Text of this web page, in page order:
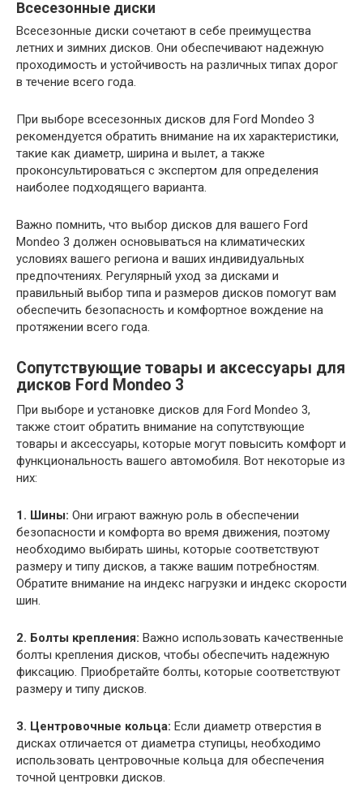
Всесезонные диски
Всесезонные диски сочетают в себе преимущества
летних и зимних дисков. Они обеспечивают надежную
проходимость и устойчивость на различных типах дорог
в течение всего года.
При выборе всесезонных дисков для Ford Mondeo 3
рекомендуется обратить внимание на их характеристики,
такие как диаметр, ширина и вылет, а также
проконсультироваться с экспертом для определения
наиболее подходящего варианта.
Важно помнить, что выбор дисков для вашего Ford
Mondeo 3 должен основываться на климатических
условиях вашего региона и ваших индивидуальных
предпочтениях. Регулярный уход за дисками и
правильный выбор типа и размеров дисков помогут вам
обеспечить безопасность и комфортное вождение на
протяжении всего года.
Сопутствующие товары и аксессуары для
дисков Ford Mondeo 3
При выборе и установке дисков для Ford Mondeo 3,
также стоит обратить внимание на сопутствующие
товары и аксессуары, которые могут повысить комфорт и
функциональность вашего автомобиля. Вот некоторые из
них:
1. Шины: Они играют важную роль в обеспечении
безопасности и комфорта во время движения, поэтому
необходимо выбирать шины, которые соответствуют
размеру и типу дисков, а также вашим потребностям.
Обратите внимание на индекс нагрузки и индекс скорости
шин.
2. Болты крепления: Важно использовать качественные
болты крепления дисков, чтобы обеспечить надежную
фиксацию. Приобретайте болты, которые соответствуют
размеру и типу дисков.
3. Центровочные кольца: Если диаметр отверстия в
дисках отличается от диаметра ступицы, необходимо
использовать центровочные кольца для обеспечения
точной центровки дисков.